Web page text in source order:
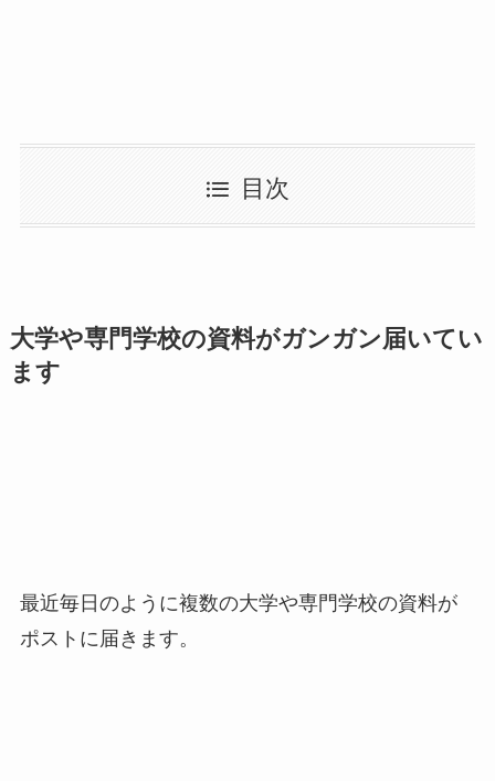
目次
大学や専門学校の資料がガンガン届いてい
ます
最近毎日のように複数の大学や専門学校の資料が
ポストに届きます。